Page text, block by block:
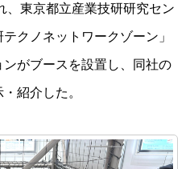
、東京都立産業技研研究セン
クノネットワークゾーン」
がブースを設置し、同社の
紹介した。